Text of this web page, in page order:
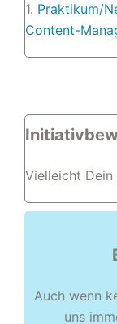
1. Praktikum/
Content-
Vielleicht Dein
Auch wenn
uns